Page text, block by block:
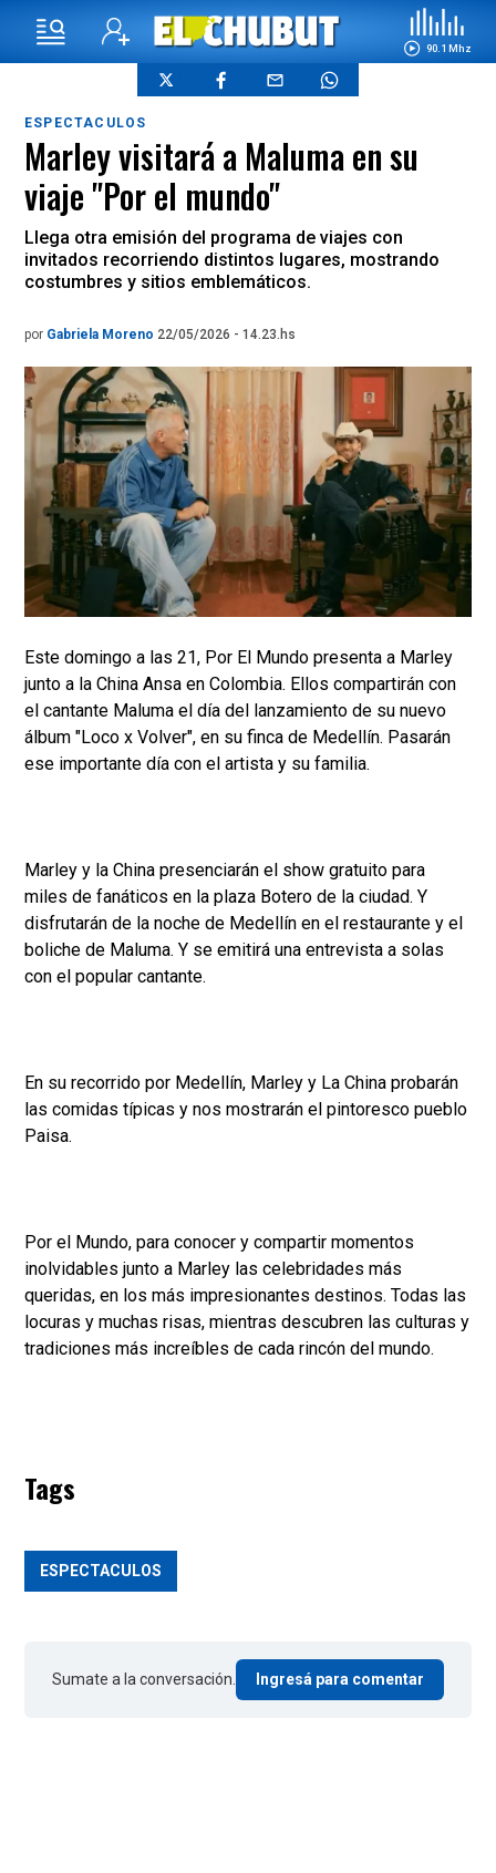
90.1 Mhz
ESPECTACULOS
Marley visitará a Maluma en su
viaje "Por el mundo"
Llega otra emisión del programa de viajes con
invitados recorriendo distintos lugares, mostrando
costumbres y sitios emblemáticos.
por Gabriela Moreno 22/05/2026 - 14.23.hs
Este domingo a las 21, Por El Mundo presenta a Marley
junto a la China Ansa en Colombia. Ellos compartirán con
el cantante Maluma el día del lanzamiento de su nuevo
álbum "Loco x Volver", en su finca de Medellín. Pasarán
ese importante día con el artista y su familia.
Marley y la China presenciarán el show gratuito para
miles de fanáticos en la plaza Botero de la ciudad. Y
disfrutarán de la noche de Medellín en el restaurante y el
boliche de Maluma. Y se emitirá una entrevista a solas
con el popular cantante.
En su recorrido por Medellín, Marley y La China probarán
las comidas típicas y nos mostrarán el pintoresco pueblo
Paisa.
Por el Mundo, para conocer y compartir momentos
inolvidables junto a Marley las celebridades más
queridas, en los más impresionantes destinos. Todas las
locuras y muchas risas, mientras descubren las culturas y
tradiciones más increíbles de cada rincón del mundo.
Tags
ESPECTACULOS
Sumate a la conversación. Ingresá para comentar